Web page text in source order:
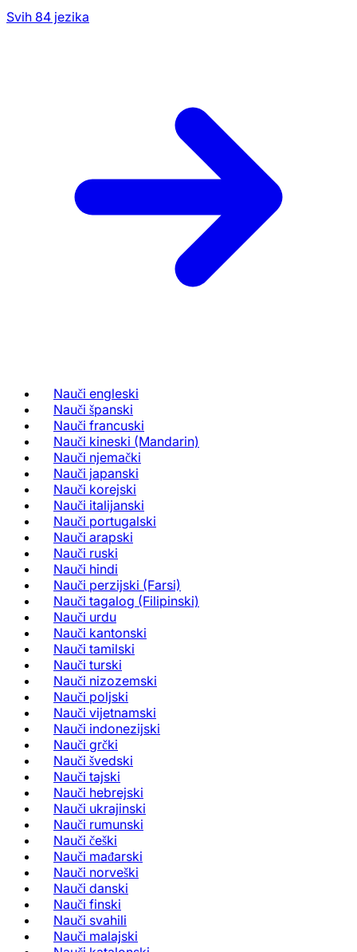
Svih 84 jezika
Nauči engleski
Nauči španski
Nauči francuski
Nauči kineski (Mandarin)
Nauči njemački
Nauči japanski
Nauči korejski
Nauči italijanski
Nauči portugalski
Nauči arapski
Nauči ruski
Nauči hindi
Nauči perzijski (Farsi)
Nauči tagalog (Filipinski)
Nauči urdu
Nauči kantonski
Nauči tamilski
Nauči turski
Nauči nizozemski
Nauči poljski
Nauči vijetnamski
Nauči indonezijski
Nauči grčki
Nauči švedski
Nauči tajski
Nauči hebrejski
Nauči ukrajinski
Nauči rumunski
Nauči češki
Nauči mađarski
Nauči norveški
Nauči danski
Nauči finski
Nauči svahili
Nauči malajski